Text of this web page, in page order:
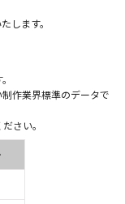
します。
作業界標準のデータで
さい。